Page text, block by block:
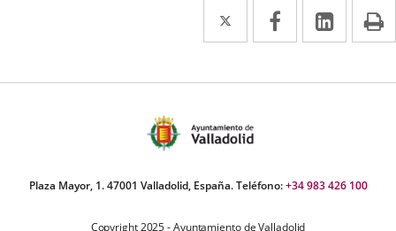
Twitter
Enlace
a
externa.
Facebook
Enlace
a
Enlace
a
Plaza Mayor, 1. 47001 Valladolid, España. Teléfono:+34 983 426 100
Copyright 2025 - Ayuntamiento de Valladolid